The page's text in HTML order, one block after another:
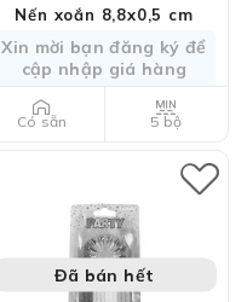
Nến xoắn 8,8x0,5 cm
Xin mời bạn đăng ký để
cập nhập giá hàng
Có sẵn 5 bộ
Đã bán hết